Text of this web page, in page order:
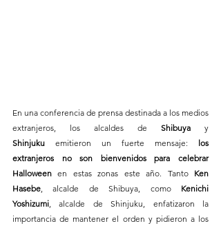
En una conferencia de prensa destinada a los medios
extranjeros, los alcaldes de Shibuya
Shinjuku emitieron un fuerte mensaje: los
extranjeros no son bienvenidos para celebrar
Halloween en estas zonas este año. Tanto Ken
Hasebe, alcalde de Shibuya, como Kenichi
Yoshizumi, alcalde de Shinjuku, enfatizaron la
importancia de mantener el orden y pidieron a los